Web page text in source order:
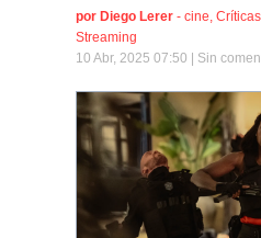
por Diego Lerer - cine, Críticas
Streaming
10 Abr, 2025 07:50 | Sin